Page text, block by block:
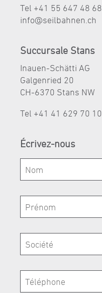
Tel +41 55 647 48 68
nf
s lb hn n ch
Succursale Stans
Inauen-Schätti AG
Galgenried 20
CH-6370 Stans NW
Tel +41 41 629 70 10
Écrivez-nous